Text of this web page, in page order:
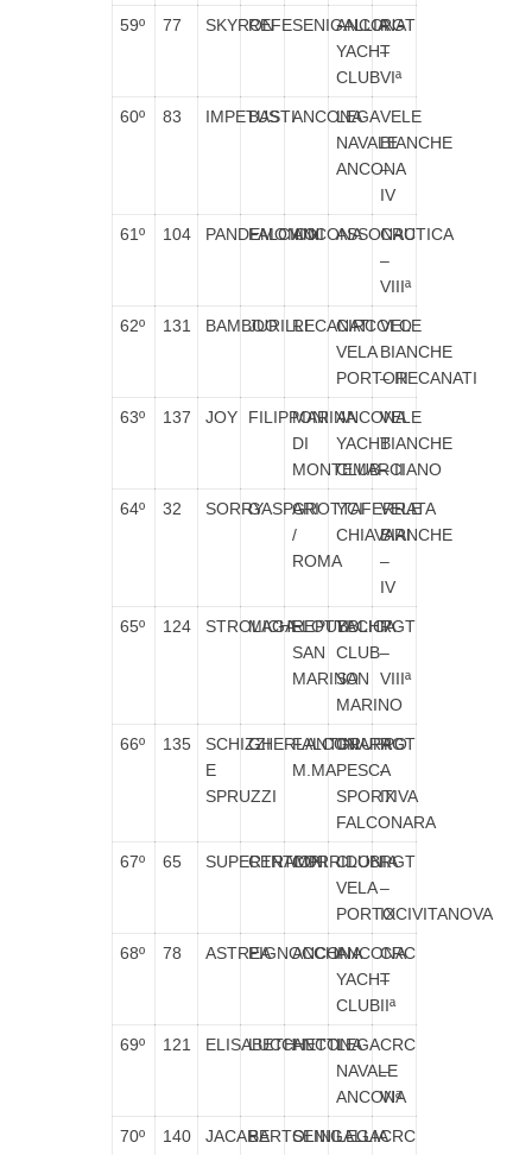
59º 77 SKYRON
REFESENIGALLIA
ANCONA
YACHT
CLUB
RGT
–
VIª
60º 83 IMPETUS
BASTIANCONA
LEGA
NAVALE
ANCONA
VELE
BIANCHE
–
IV
61º 104 PANDEMONIO
FALCIONIANCONAASSONAUTICA
CRC
–
VIIIª
62º 131 BAMBOOJURILLIRECANATICIRCOLO
VELA
PORTORECANATI
VELE
BIANCHE
– III
63º 137 JOY FILIPPONI
MARINA
DI
MONTEMARCIANO
ANCONA
YACHT
CLUB
VELE
BIANCHE
– II
64º 32 SORRYGASPARIGROTTAFERRATA
/
ROMA
YCI
CHIAVARI
VELE
BIANCHE
–
IV
65º 124 STROLAGA
MICHELOTTI
REPUBBLICA
SAN
MARINO
YACHT
CLUB
SAN
MARINO
RGT
–
VIIIª
66º 135
SCHIZZI
E
SPRUZZI
GHERLANTINI
FALCONARA
M.MA
GRUPPO
PESCA
SPORTIVA
FALCONARA
RGT
–
IX
67º 65 SUPERTRAMP
CENTIONICORRIDONIA
CLUB
VELA
PORTOCIVITANOVA
RGT
–
IX
68º 78 ASTREAPIGNOCCHI
ANCONAANCONA
YACHT
CLUB
CRC
–
IIª
69º 121 ELISABETH
LUCCHETTI
ANCONA
LEGA
NAVALE
ANCONA
CRC
–
VIª
70º 140
JACAREBARTOLINISENIGALLIA
LEGACRC